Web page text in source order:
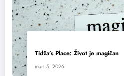
Tidža’s Place: Život je magičan
mart 5, 2026